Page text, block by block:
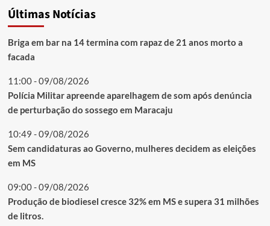
Últimas Notícias
Briga em bar na 14 termina com rapaz de 21 anos morto a
facada
11:00 - 09/08/2026
Polícia Militar apreende aparelhagem de som após denúncia
de perturbação do sossego em Maracaju
10:49 - 09/08/2026
Sem candidaturas ao Governo, mulheres decidem as eleições
em MS
09:00 - 09/08/2026
Produção de biodiesel cresce 32% em MS e supera 31 milhões
de litros.